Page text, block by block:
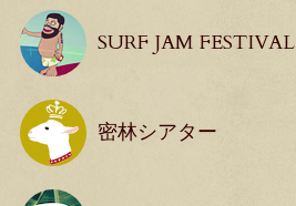
SURF JAM FESTIVAL
密林シアター